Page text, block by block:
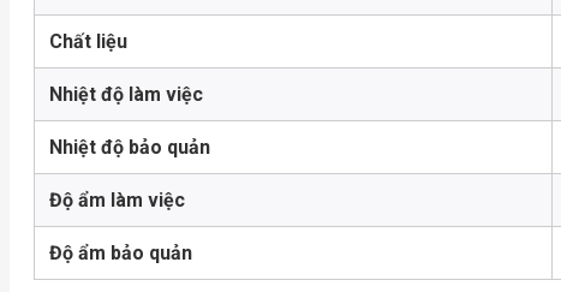
Chất liệu
Nhiệt độ làm việc
Nhiệt độ bảo quản
Độ ẩm làm việc
Độ ẩm bảo quản